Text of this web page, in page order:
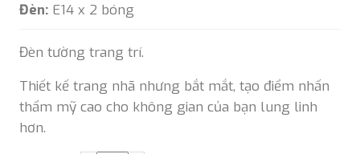
Đèn: E14 x 2 bóng
Đèn tường trang trí.
Thiết kế trang nhã nhưng bắt mắt, tạo điểm nhấn
thẩm mỹ cao cho không gian của bạn lung linh
hơn.